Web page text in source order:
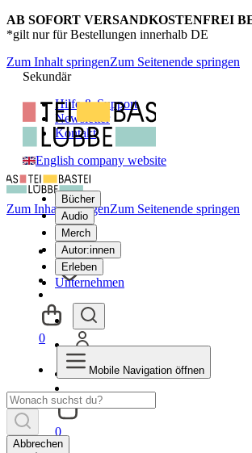
AB SOFORT VERSANDKOSTENFREI
*gilt nur für Bestellungen innerhalb DE
Zum Inhalt springenZum Seitenende springen
Sekundär
Hilfe & Support
Newsletter
Kontakt
English company website
Bücher
Audio
Merch
Autor:innen
Erleben
Unternehmen
0
Zum Inhalt springenZum Seitenende springen
0
Mobile Navigation öffnen
Abbrechen